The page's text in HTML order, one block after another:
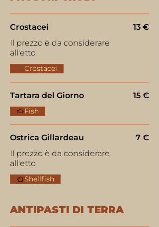
Crostacei
Il prezzo è da considerare
all'etto
13 €
Crostacei
Tartara del Giorno 15 €
Fish
Ostrica Gillardeau
Il prezzo è da considerare
all'etto
7 €
Shellfish
ANTIPASTI DI TERRA